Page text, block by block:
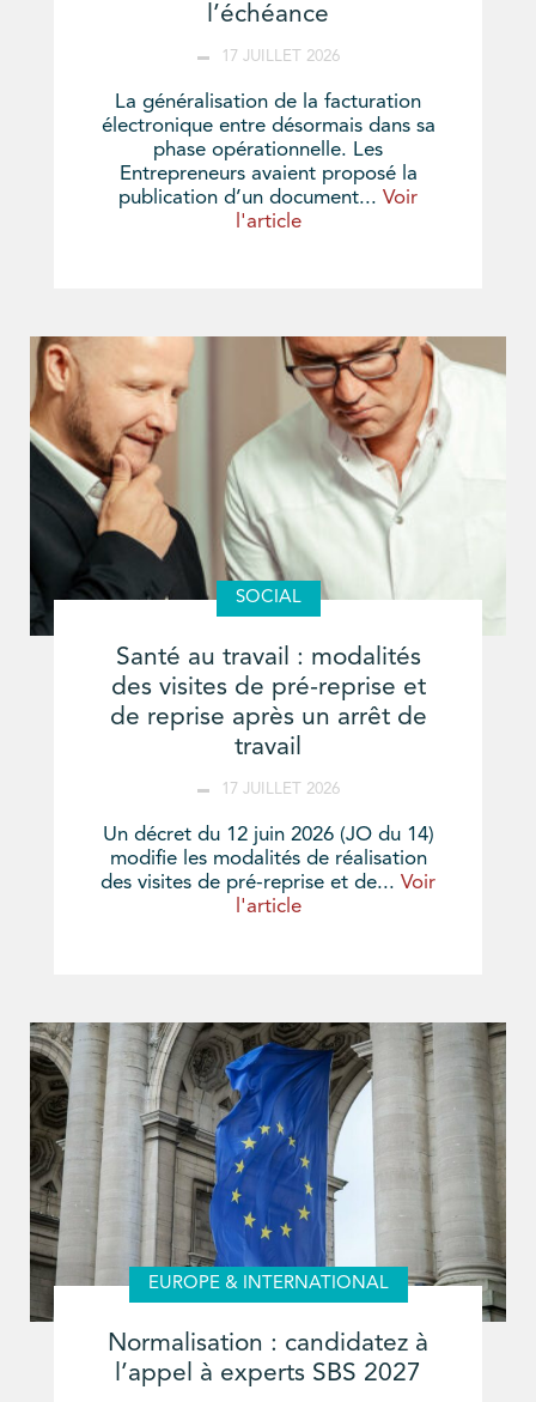
l’échéance
17 JUILLET 2026
La généralisation de la facturation
électronique entre désormais dans sa
phase opérationnelle. Les
Entrepreneurs avaient proposé la
publication d’un document... Voir
l'article
SOCIAL
Santé au travail : modalités
des visites de pré-reprise et
de reprise après un arrêt de
travail
17 JUILLET 2026
Un décret du 12 juin 2026 (JO du 14)
modifie les modalités de réalisation
des visites de pré-reprise et de... Voir
l'article
EUROPE & INTERNATIONAL
Normalisation : candidatez à
l’appel à experts SBS 2027